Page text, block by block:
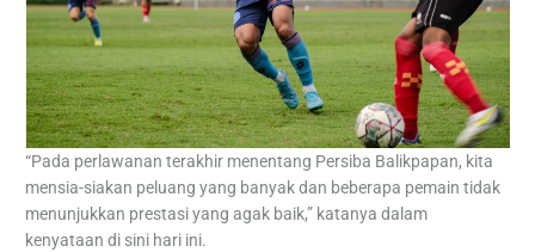
“Pada perlawanan terakhir menentang Persiba Balikpapan, kita
mensia-siakan peluang yang banyak dan beberapa pemain tidak
menunjukkan prestasi yang agak baik,” katanya dalam
kenyataan di sini hari ini.